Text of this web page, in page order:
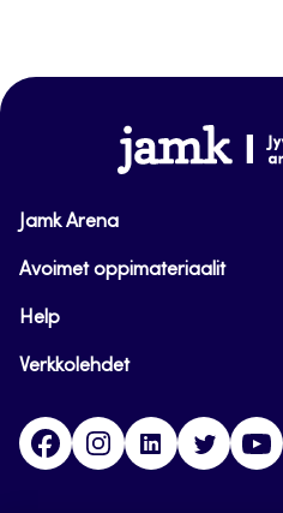
www.jamk.fi
Jamk Arena
Avoimet oppimateriaalit
Help
Verkkolehdet
FacebookInstagramLinkedinTwitter